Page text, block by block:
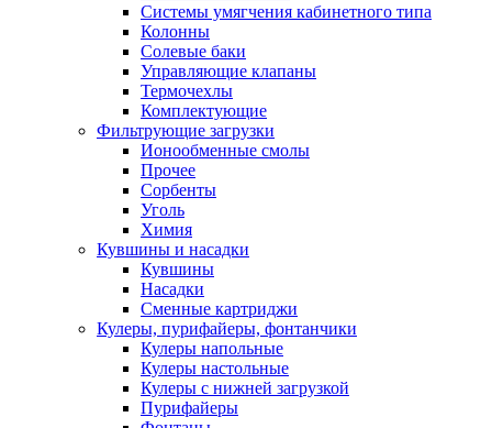
Системы умягчения кабинетного типа
Колонны
Солевые баки
Управляющие клапаны
Термочехлы
Комплектующие
Фильтрующие загрузки
Ионообменные смолы
Прочее
Сорбенты
Уголь
Химия
Кувшины и насадки
Кувшины
Насадки
Сменные картриджи
Кулеры, пурифайеры, фонтанчики
Кулеры напольные
Кулеры настольные
Кулеры с нижней загрузкой
Пурифайеры